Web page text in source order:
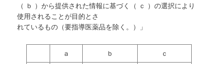
（ ｂ ）から提供された情報に基づく（ ｃ ）の選択により
使用されることが目的とさ
れているもの（要指導医薬品を除く。）」
ａ ｂ ｃ